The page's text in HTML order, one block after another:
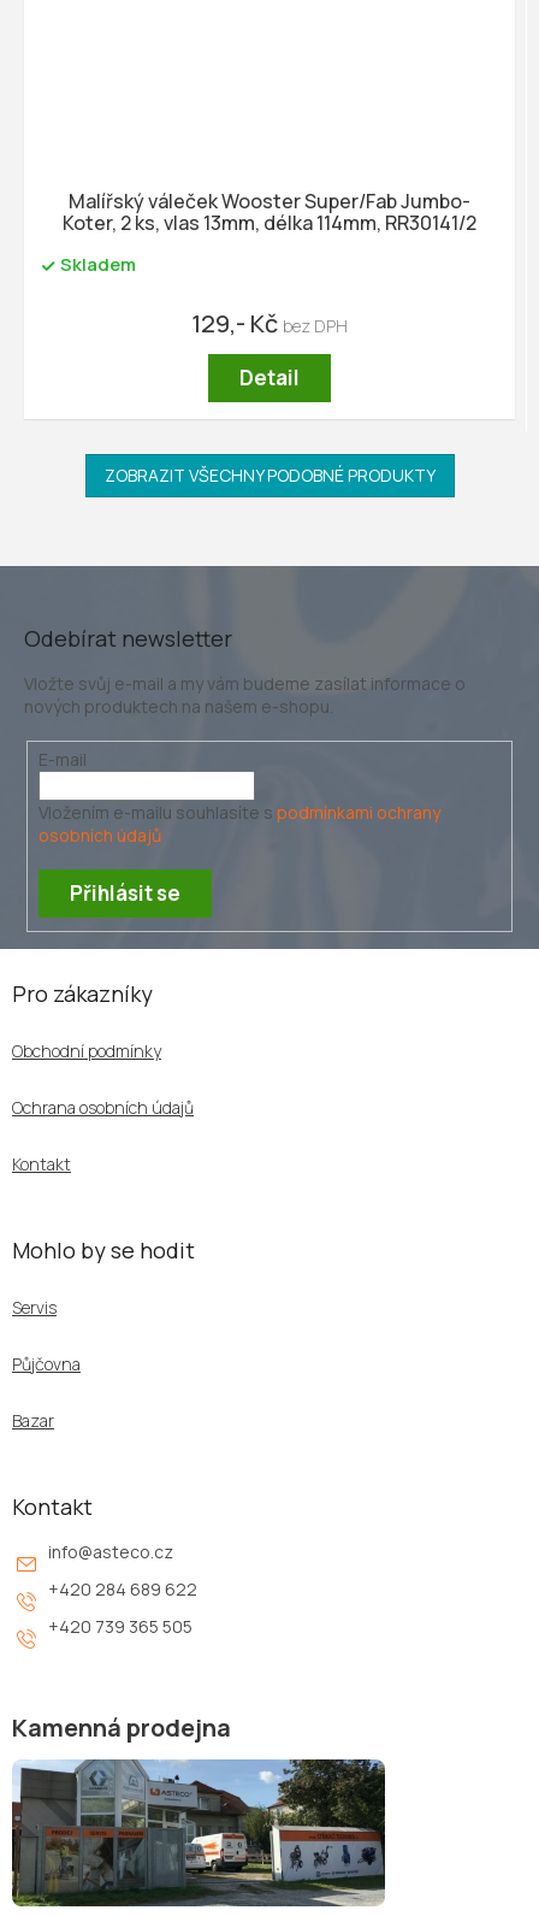
Malířský váleček Wooster Super/Fab Jumbo-
Koter, 2 ks, vlas 13mm, délka 114mm, RR30141/2
Skladem
129,- Kč
Detail
ZOBRAZIT VŠECHNY PODOBNÉ PRODUKTY
Odebírat newsletter
Vložte svůj e-mail a my vám budeme zasílat informace o
nových produktech na našem e-shopu.
E-mail
Vložením e-mailu souhlasíte s podmínkami ochrany
osobních údajů
Přihlásit se
Z
Pro zákazníky
Obchodní podmínky
Ochrana osobních údajů
Kontakt
Mohlo by se hodit
Servis
Půjčovna
Bazar
Kontakt
info@asteco.cz
+420 284 689 622
+420 739 365 505
Kamenná prodejna